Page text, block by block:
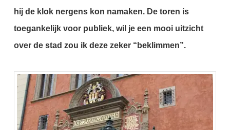
hij de klok nergens kon namaken. De toren is
toegankelijk voor publiek, wil je een mooi uitzicht
over de stad zou ik deze zeker “beklimmen”.